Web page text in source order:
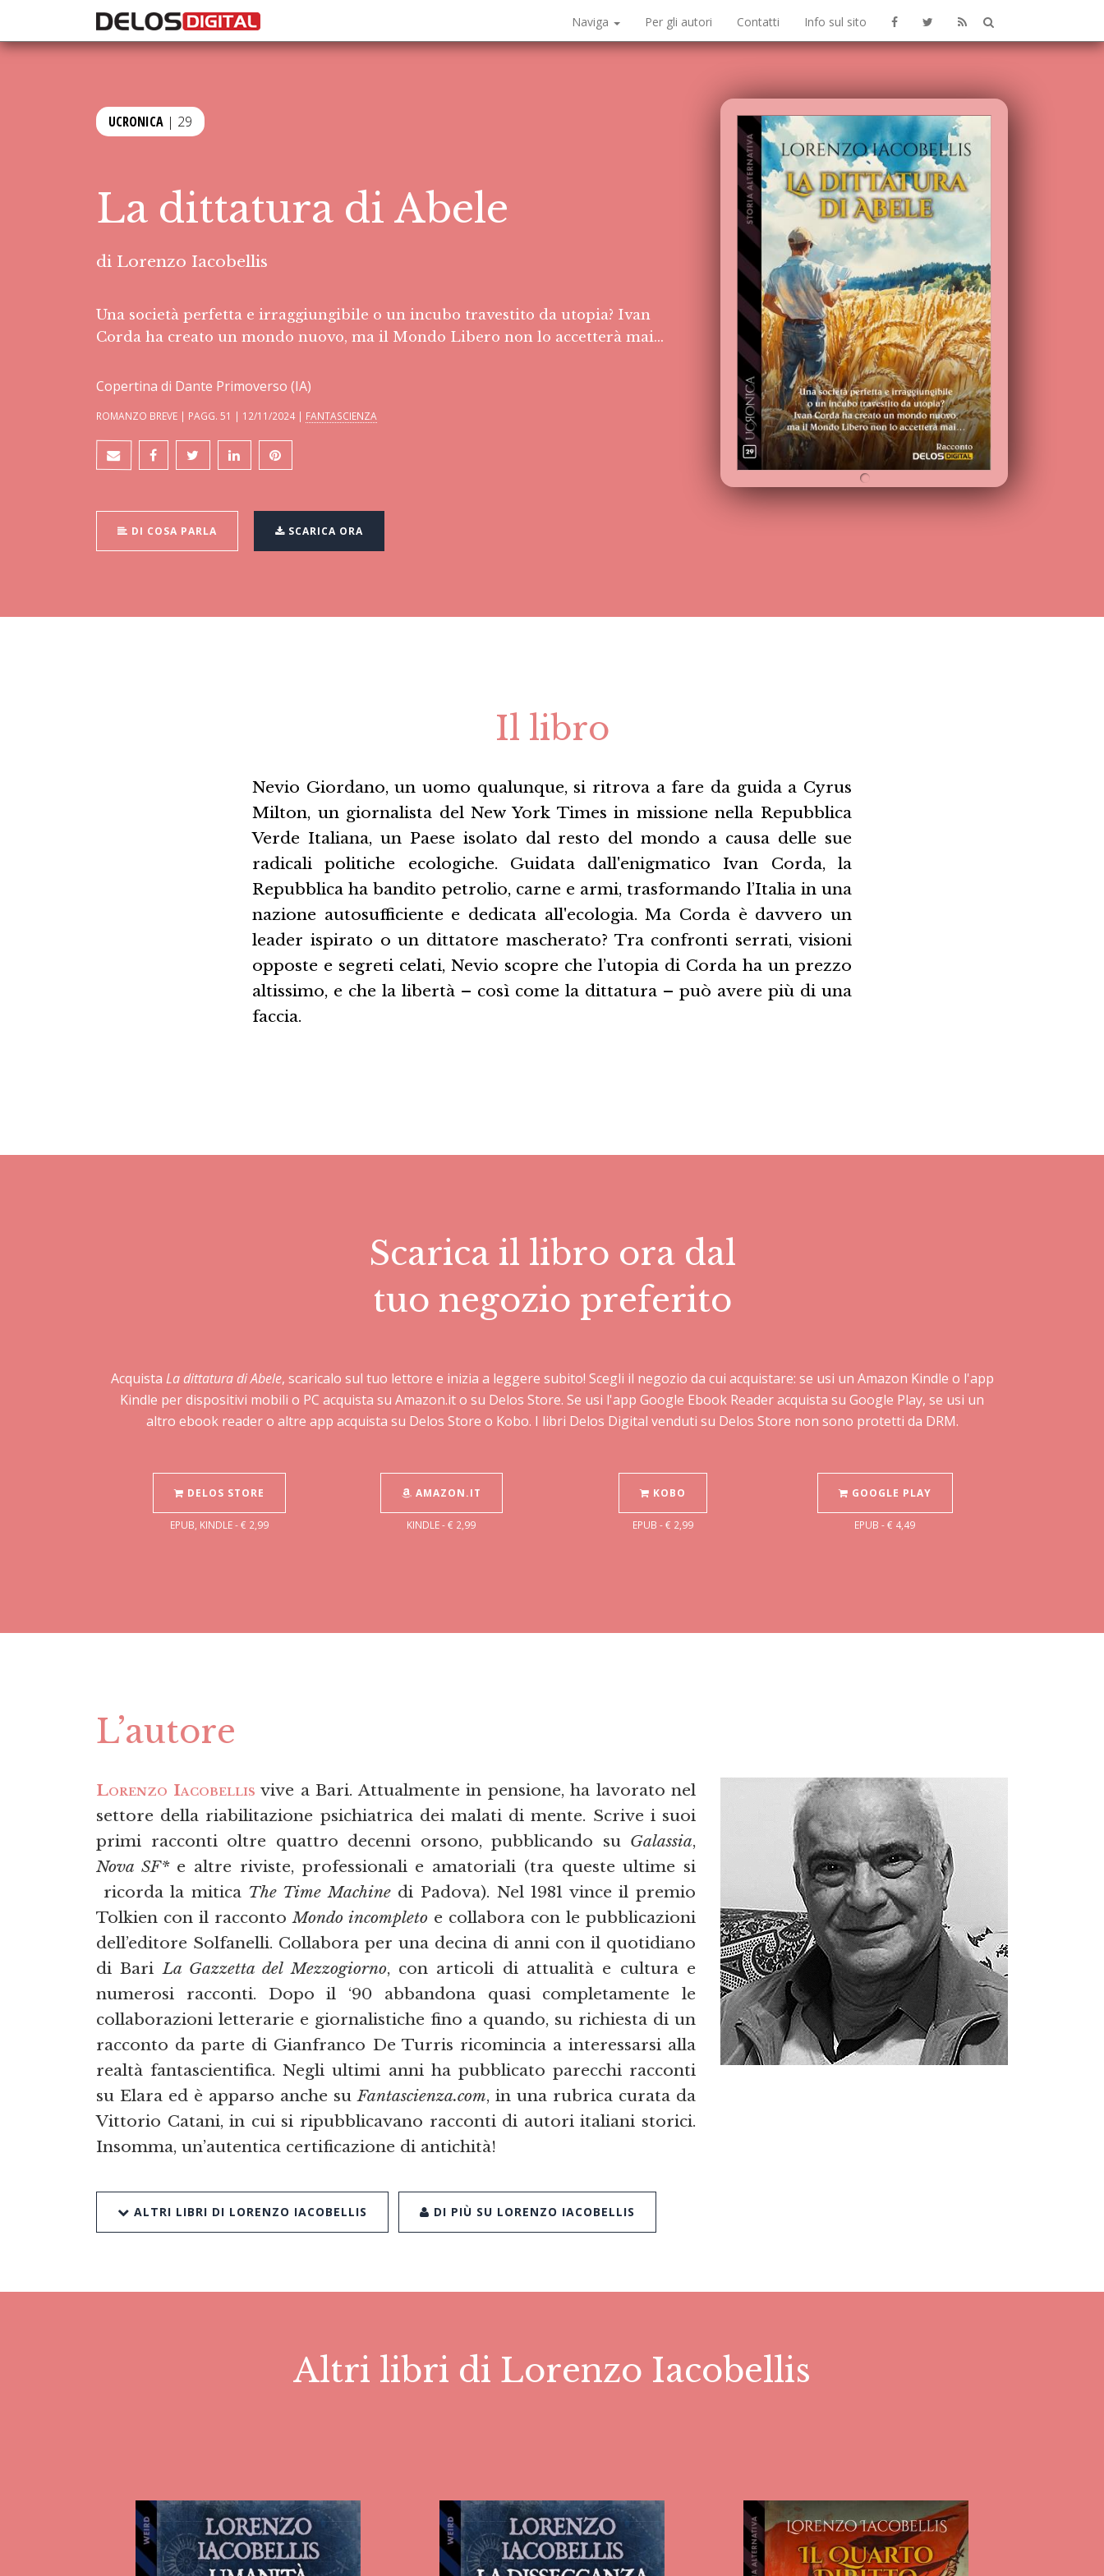
Naviga Per gli autori Contatti Info sul sito
UCRONICA | 29
La dittatura di Abele
di Lorenzo Iacobellis
Una società perfetta e irraggiungibile o un incubo travestito da utopia? Ivan
Corda ha creato un mondo nuovo, ma il Mondo Libero non lo accetterà mai…
Copertina di Dante Primoverso (IA)
ROMANZO BREVE | PAGG. 51 | 12/11/2024 | FANTASCIENZA
DI COSA PARLA SCARICA ORA
Il libro
Nevio Giordano, un uomo qualunque, si ritrova a fare da guida a Cyrus
Milton, un giornalista del New York Times in missione nella Repubblica
Verde Italiana, un Paese isolato dal resto del mondo a causa delle sue
radicali politiche ecologiche. Guidata dall'enigmatico Ivan Corda, la
Repubblica ha bandito petrolio, carne e armi, trasformando l’Italia in una
nazione autosufficiente e dedicata all'ecologia. Ma Corda è davvero un
leader ispirato o un dittatore mascherato? Tra confronti serrati, visioni
opposte e segreti celati, Nevio scopre che l’utopia di Corda ha un prezzo
altissimo, e che la libertà – così come la dittatura – può avere più di una
faccia.
Scarica il libro ora dal
tuo negozio preferito
Acquista La dittatura di Abele, scaricalo sul tuo lettore e inizia a leggere subito! Scegli il negozio da cui acquistare: se usi un Amazon Kindle o l'app
Kindle per dispositivi mobili o PC acquista su Amazon.it o su Delos Store. Se usi l'app Google Ebook Reader acquista su Google Play, se usi un
altro ebook reader o altre app acquista su Delos Store o Kobo. I libri Delos Digital venduti su Delos Store non sono protetti da DRM.
DELOS STORE
EPUB, KINDLE - € 2,99
AMAZON.IT
KINDLE - € 2,99
KOBO
EPUB - € 2,99
GOOGLE PLAY
EPUB - € 4,49
L’autore
Lorenzo Iacobellis vive a Bari. Attualmente in pensione, ha lavorato nel
settore della riabilitazione psichiatrica dei malati di mente. Scrive i suoi
primi racconti oltre quattro decenni orsono, pubblicando su Galassia,
Nova SF*e altre riviste, professionali e amatoriali (tra queste ultime si
ricorda la mitica The Time Machinedi Padova). Nel 1981 vince il premio
Tolkien con il raccontoMondo incompleto e collabora con le pubblicazioni
dell’editore Solfanelli. Collabora per una decina di anni con il quotidiano
di BariLa Gazzetta del Mezzogiorno, con articoli di attualità e cultura e
numerosi racconti. Dopo il ‘90 abbandona quasi completamente le
collaborazioni letterarie e giornalistiche fino a quando, su richiesta di un
racconto da parte di Gianfranco De Turris ricomincia a interessarsi alla
realtà fantascientifica. Negli ultimi anni ha pubblicato parecchi racconti
su Elara ed è apparso anche suFantascienza.com, in una rubrica curata da
Vittorio Catani, in cui si ripubblicavano racconti di autori italiani storici.
Insomma, un’autentica certificazione di antichità!
ALTRI LIBRI DI LORENZO IACOBELLIS DI PIÙ SU LORENZO IACOBELLIS
Altri libri di Lorenzo Iacobellis